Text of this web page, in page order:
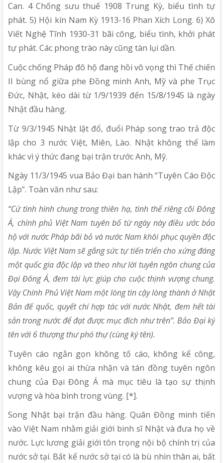
Can. 4 Chống sưu thuế 1908 Trung Kỳ, biểu tình tự
phát. 5) Hội kín Nam Kỳ 1913-16 Phan Xích Long. 6) Xô
Viết Nghệ Tĩnh 1930-31 bãi công, biểu tình, khởi phát
tự phát. Các phong trào này cũng tàn lụi dần.
Cuộc chống Pháp đô hộ đang hồi vô vọng thì Thế chiến
II bùng nổ giữa phe Đồng minh Anh, Mỹ và phe Trục
Đức, Nhật, kéo dài từ 1/9/1939 đến 15/8/1945 là ngày
Nhật đầu hàng.
Từ 9/3/1945 Nhật lật đổ, đuổi Pháp song trao trả độc
lập cho 3 nước Việt, Miên, Lào. Nhật không thể làm
khác vì ý thức đang bại trận trước Anh, Mỹ.
Ngày 11/3/1945 vua Bảo Đại ban hành “Tuyên Cáo Độc
Lập”. Toàn văn như sau:
“Cứ tình hình chung trong thiên hạ, tình thế riêng cõi Đông
Á, chính phủ Việt Nam tuyên bố từ ngày này điều ước bảo
hộ với nước Pháp bãi bỏ và nước Nam khôi phục quyền độc
lập. Nước Việt Nam sẽ gắng sức tự tiến triển cho xứng đáng
một quốc gia độc lập và theo như lời tuyên ngôn chung của
Đại Đông Á, đem tài lực giúp cho cuộc thịnh vượng chung.
Vậy Chính Phủ Việt Nam một lòng tin cậy lòng thành ở Nhật
Bản đế quốc, quyết chí hợp tác với nước Nhật, đem hết tài
sản trong nước để đạt được mục đích như trên”. Bảo Đại ký
tên với 6 thượng thư phó thự (cùng ký tên).
Tuyên cáo ngắn gọn không tố cáo, không kể công,
không kêu gọi ai thừa nhận và tán đồng tuyên ngôn
chung của Đại Đông Á mà mục tiêu là tạo sự thịnh
vượng và hòa bình trong vùng. [*].
Song Nhật bại trận đầu hàng. Quân Đồng minh tiến
vào Việt Nam nhằm giải giới binh sĩ Nhật và đưa họ về
nước. Lực lương giải giới tôn trọng nội bộ chính trị của
nước sở tại. Bất kể nước sở tại có là bù nhìn thân ai, bất